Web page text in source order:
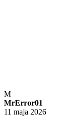
M
MrError01
11 maja 2026